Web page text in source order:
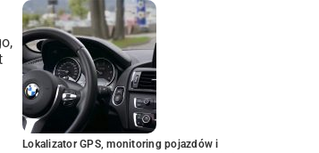
Lokalizator GPS, monitoring pojazdów i